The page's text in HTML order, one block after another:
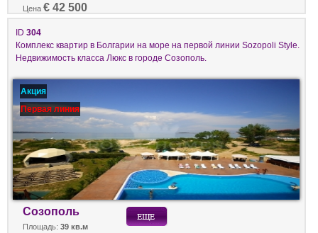
Цена € 42 500
ID 304
Комплекс квартир в Болгарии на море на первой линии Sozopoli Style.
Недвижимость класса Люкс в городе Созополь.
Акция
Первая линия
Созополь
Площадь: 39 кв.м